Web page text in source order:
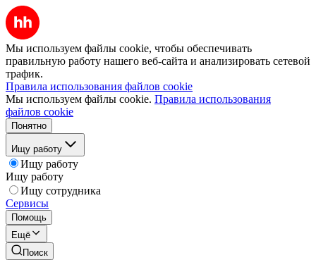
Мы используем файлы cookie, чтобы обеспечивать
правильную работу нашего веб-сайта и анализировать сетевой
трафик.
Правила использования файлов cookie
Мы используем файлы cookie. Правила использования
файлов cookie
Понятно
Ищу работу
Ищу работу
Ищу работу
Ищу сотрудника
Сервисы
Помощь
Ещё
Поиск